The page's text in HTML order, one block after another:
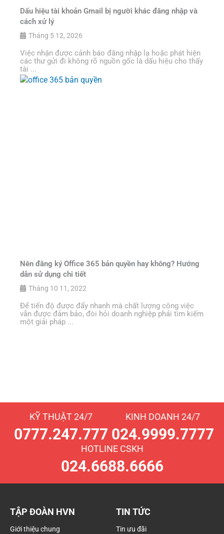
Dấu hiệu tài khoản Gmail bị người khác đăng nhập và
cách xử lý
Tháng 5 12, 2026
Việc nhận được cảnh báo đăng nhập lạ hoặc phát hiện
các thư gửi đi không rõ nguồn gốc là dấu hiệu cho thấy
tài ...
Nên đăng ký Office 365 bản quyền hay không? Hướng
dẫn sử dụng chi tiết
Tháng 10 11, 2022
Để tiến độ được đẩy nhanh mà chất lượng công việc
vẫn được đảm bảo, đòi hỏi doanh nghiệp phải tìm kiếm
một giải pháp ...
KỸ THUẬT 24/7
0777.247.777
KINH DOANH 24/7
024.9999.7777
HOTLINE CSKH
024.6688.6666
TẬP ĐOÀN HVN
Giới thiệu chung
TIN TỨC
Tin ưu đãi